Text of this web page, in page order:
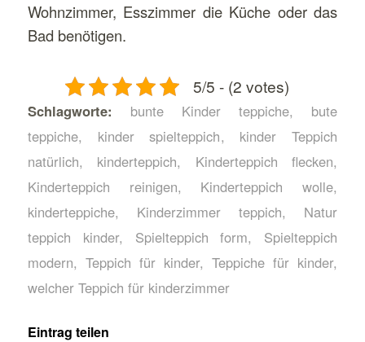
Wohnzimmer, Esszimmer die Küche oder das
Bad benötigen.
5/5 - (2 votes)
Schlagworte: bunte Kinder teppiche, bute
teppiche, kinder spielteppich, kinder Teppich
natürlich, kinderteppich, Kinderteppich flecken,
Kinderteppich reinigen, Kinderteppich wolle,
kinderteppiche, Kinderzimmer teppich, Natur
teppich kinder, Spielteppich form, Spielteppich
modern, Teppich für kinder,Teppiche für kinder,
welcher Teppich für kinderzimmer
Eintrag teilen